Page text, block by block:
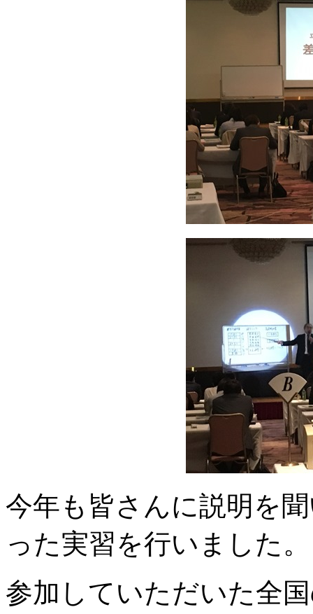
今年も皆さんに説明を
った実習を行いました。
参加していただいた全